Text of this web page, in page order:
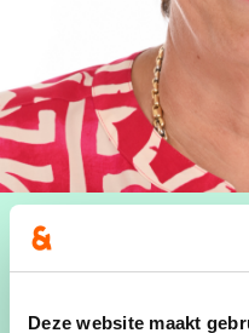
Deze website maakt
Gehuwd met